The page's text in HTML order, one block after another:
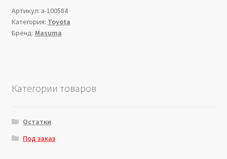
Артикул: a-100584
Категория: Toyota
Бренд: Masuma
Категории товаров
Остатки
Под заказ